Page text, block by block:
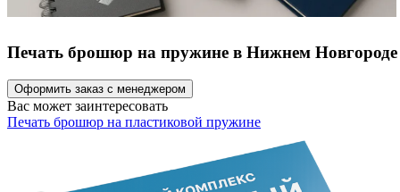
Печать брошюр на пружине в Нижнем Новгороде
Оформить заказ с менеджером
Вас может заинтересовать
Печать брошюр на пластиковой пружине